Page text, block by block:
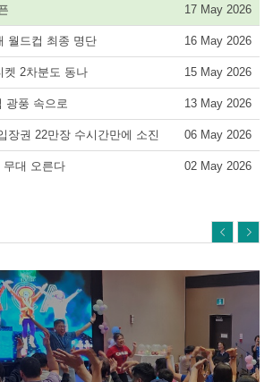
17 May 2026
월드컵 최종 명단 16 May 2026
켓 2차분도 동나 15 May 2026
광풍 속으로 13 May 2026
장권 22만장 수시간만에 소진 06 May 2026
무대 오른다 02 May 2026